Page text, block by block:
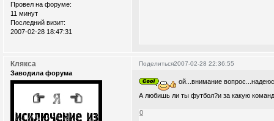
Провел на форуме:
11 минут
Последний визит:
2007-02-28 18:47:31
Поделиться2007-02-28 22:36:55
Клякса
Заводила форума
ой...внимание
А любишь ли ты футбол?и за какую
0